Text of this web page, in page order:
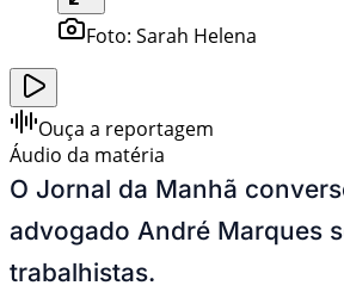
Foto: Sarah Helena
Ouça a reportagem
Áudio da matéria
O Jornal da Manhã
advogado André Marques
trabalhistas.